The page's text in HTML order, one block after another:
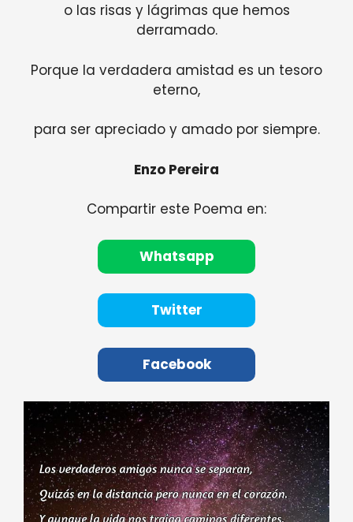
o las risas y lágrimas que hemos
derramado.
Porque la verdadera amistad es un tesoro
eterno,
para ser apreciado y amado por siempre.
Enzo Pereira
Compartir este Poema en:
Whatsapp
Twitter
Facebook